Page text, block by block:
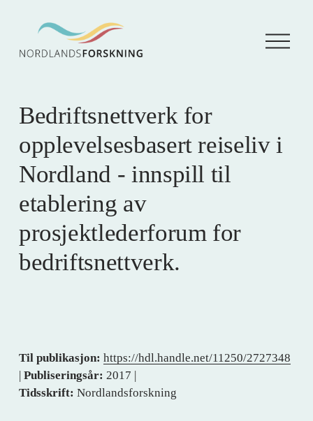
Å
p
Bedriftsnettverk for
opplevelsesbasert reiseliv i
Nordland - innspill til
etablering av
prosjektlederforum for
bedriftsnettverk.
Til publikasjon: https://hdl.handle.net/11250/2727348
Publiseringsår: 2017 |
Tidsskrift: Nordlandsforskning